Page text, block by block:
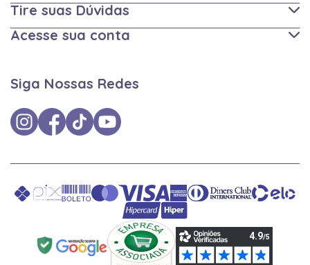
Tire suas Dúvidas
Acesse sua conta
Siga Nossas Redes